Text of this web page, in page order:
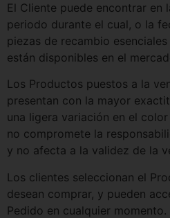
El Cliente puede encontrar en
periodo durante el cual, o la
piezas de recambio
están disponibles en el
Los Productos puestos a la
presentan con la mayor
una ligera variación en el
no compromete la
y no afecta a la validez de la
Los clientes seleccionan el
desean comprar, y pueden
Pedido en cualquier momento.